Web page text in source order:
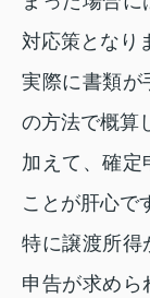
対応策となり
実際に書類が
の方法で概算
加えて、確定
ことが肝心で
特に譲渡所得
申告が求めら